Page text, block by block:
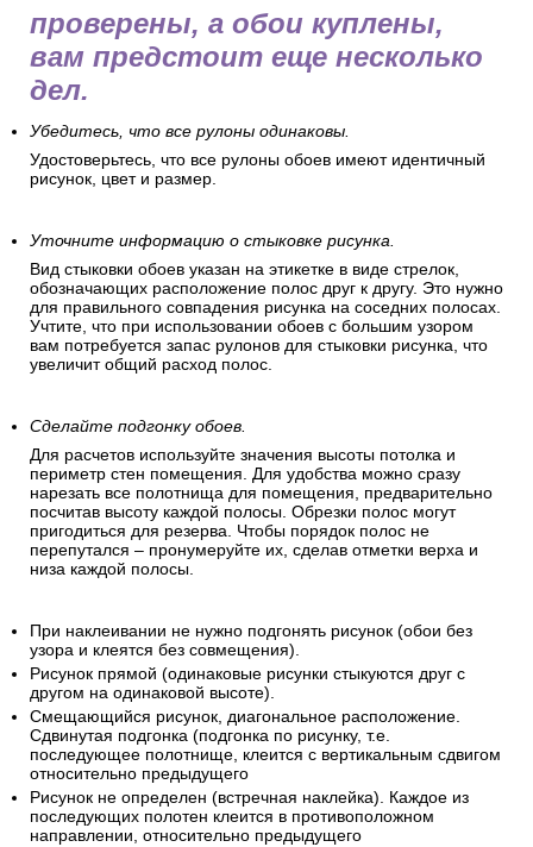
проверены, а обои куплены,
вам предстоит еще несколько
дел.
Убедитесь, что все рулоны одинаковы.
Удостоверьтесь, что все рулоны обоев имеют идентичный
рисунок, цвет и размер.
Уточните информацию о стыковке рисунка.
Вид стыковки обоев указан на этикетке в виде стрелок,
обозначающих расположение полос друг к другу. Это нужно
для правильного совпадения рисунка на соседних полосах.
Учтите, что при использовании обоев с большим узором
вам потребуется запас рулонов для стыковки рисунка, что
увеличит общий расход полос.
Сделайте подгонку обоев.
Для расчетов используйте значения высоты потолка и
периметр стен помещения. Для удобства можно сразу
нарезать все полотнища для помещения, предварительно
посчитав высоту каждой полосы. Обрезки полос могут
пригодиться для резерва. Чтобы порядок полос не
перепутался – пронумеруйте их, сделав отметки верха и
низа каждой полосы.
При наклеивании не нужно подгонять рисунок (обои без
узора и клеятся без совмещения).
Рисунок прямой (одинаковые рисунки стыкуются друг с
другом на одинаковой высоте).
Смещающийся рисунок, диагональное расположение.
Сдвинутая подгонка (подгонка по рисунку, т.е.
последующее полотнище, клеится с вертикальным сдвигом
относительно предыдущего
Рисунок не определен (встречная наклейка). Каждое из
последующих полотен клеится в противоположном
направлении, относительно предыдущего